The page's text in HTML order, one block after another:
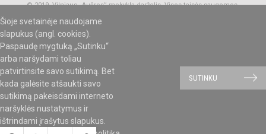
Šioje svetainėje naudojame
slapukus (angl. cookies).
Paspaudę mygtuką „Sutinku“
arba naršydami toliau
patvirtinsite savo sutikimą. Bet
kada galėsite atšaukti savo
sutikimą pakeisdami interneto
naršyklės nustatymus ir
ištrindami įrašytus slapukus.
SUTINKU
© 2019. Vilniaus „Aušros” mokykla-darželis. Visos teisės saugomos.
SVETAINESMOKYKLOMS.LT